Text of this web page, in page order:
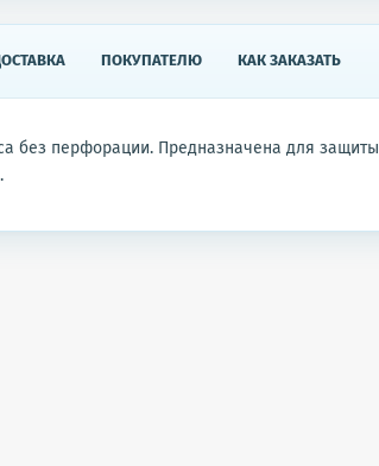
ПОКУПАТЕЛЮ КАК ЗАКАЗАТЬ
без перфорации. Предназначена для защиты